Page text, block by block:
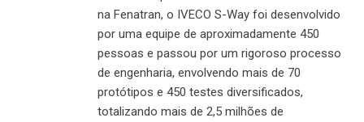
na Fenatran, o IVECO S-Way foi desenvolvido
por uma equipe de aproximadamente 450
pessoas e passou por um rigoroso processo
de engenharia, envolvendo mais de 70
protótipos e 450 testes diversificados,
totalizando mais de 2,5 milhões de